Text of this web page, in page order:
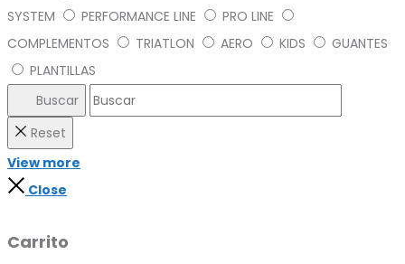
SYSTEM
PERFORMANCE LINE
PRO LINE
COMPLEMENTOS
TRIATLON AERO KIDS
GUANTES
PLANTILLAS
Buscar
Reset
View more
Close
Carrito